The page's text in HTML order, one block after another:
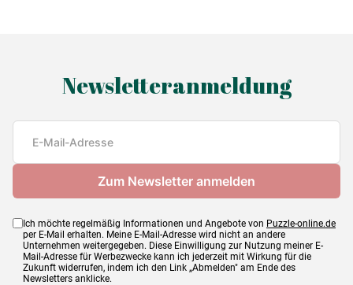
3663384603044
Newsletteranmeldung
Ich möchte regelmäßig Informationen und Angebote von Puzzle-online.de
per E-Mail erhalten. Meine E-Mail-Adresse wird nicht an andere
Unternehmen weitergegeben. Diese Einwilligung zur Nutzung meiner E-
Mail-Adresse für Werbezwecke kann ich jederzeit mit Wirkung für die
Zukunft widerrufen, indem ich den Link „Abmelden" am Ende des
Newsletters anklicke.